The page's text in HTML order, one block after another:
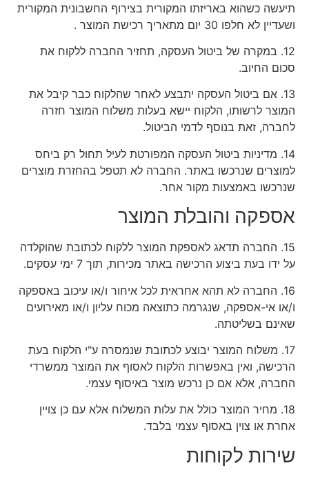
תיעשה כשהוא באריזתו המקורית בצירוף החשבונית המקורית
ושעדיין לא חלפו 30 יום מתאריך רכישת המוצר .
12. במקרה של ביטול העסקה, תחזיר החברה ללקוח את
סכום החיוב.
13. אם ביטול העסקה יתבצע לאחר שהלקוח כבר קיבל את
המוצר לרשותו, הלקוח יישא בעלות משלוח המוצר חזרה
לחברה, זאת בנוסף לדמי הביטול.
14. מדיניות ביטול העסקה המפורטת לעיל תחול רק ביחס
למוצרים שנרכשו באתר. החברה לא תטפל בהחזרת מוצרים
שנרכשו באמצעות מקור אחר.
אספקה והובלת המוצר
15. החברה תדאג לאספקת המוצר ללקוח לכתובת שהוקלדה
על ידו בעת ביצוע הרכישה באתר מכירות, תוך 7 ימי עסקים.
16. החברה לא תהא אחראית לכל איחור ו/או עיכוב באספקה
ו/או אי-אספקה, שנגרמה כתוצאה מכוח עליון ו/או מאירועים
שאינם בשליטתה.
17. משלוח המוצר יבוצע לכתובת שנמסרה ע"י הלקוח בעת
הרכישה, ואין באפשרות הלקוח לאסוף את המוצר ממשרדי
החברה, אלא אם כן נרכש מוצר באיסוף עצמי.
18. מחיר המוצר כולל את עלות המשלוח אלא עם כן צויין
אחרת או צוין באסוף עצמי בלבד.
שירות לקוחות